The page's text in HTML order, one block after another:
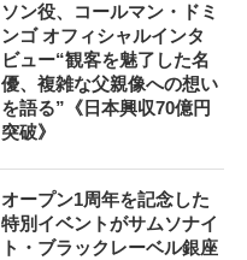
ソン役、コールマン・ドミ
ンゴ オフィシャルインタ
ビュー“観客を魅了した名
優、複雑な父親像への想い
を語る”《日本興収70億円
突破》
オープン1周年を記念した
特別イベントがサムソナイ
ト・ブラックレーベル銀座